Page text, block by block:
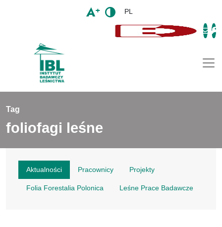
PL
Tag
foliofagi leśne
Aktualności Pracownicy Projekty
Folia Forestalia Polonica Leśne Prace Badawcze